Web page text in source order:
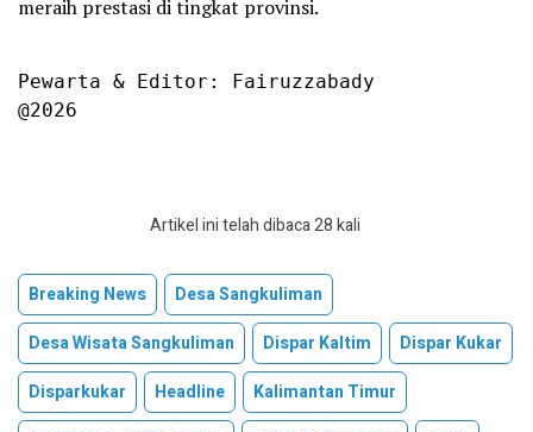
meraih prestasi di tingkat provinsi.
Pewarta & Editor: Fairuzzabady
@2026
Artikel ini telah dibaca 28 kali
Breaking News
Desa Sangkuliman
Desa Wisata Sangkuliman
Dispar Kaltim
Dispar Kukar
Disparkukar
Headline
Kalimantan Timur